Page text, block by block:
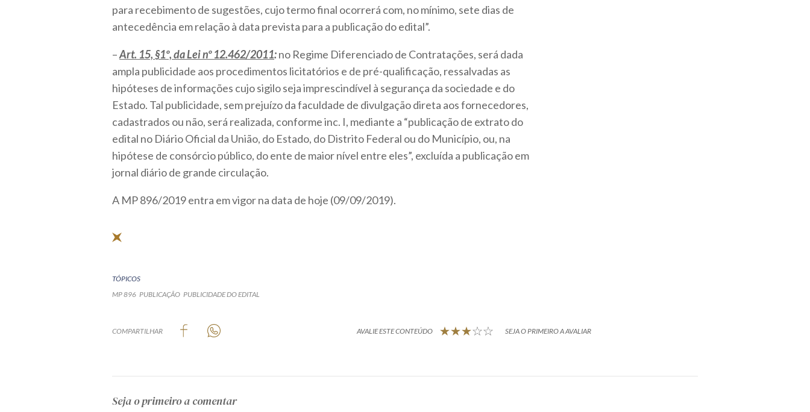
para recebimento de sugestões, cujo termo final ocorrerá com, no mínimo, sete dias de
antecedência em relação à data prevista para a publicação do edital”.
–Art. 15, §1º, da Lei nº 12.462/2011:no Regime Diferenciado de Contratações, será dada
ampla publicidade aos procedimentos licitatórios e de pré-qualificação, ressalvadas as
hipóteses de informações cujo sigilo seja imprescindível à segurança da sociedade e do
Estado. Tal publicidade, sem prejuízo da faculdade de divulgação direta aos fornecedores,
cadastrados ou não, será realizada, conforme inc. I, mediante a “publicação de extrato do
edital no Diário Oficial da União, do Estado, do Distrito Federal ou do Município, ou, na
hipótese de consórcio público, do ente de maior nível entre eles”, excluída a publicação em
jornal diário de grande circulação.
A MP 896/2019 entra em vigor na data de hoje (09/09/2019).
TÓPICOS
MP 896 PUBLICAÇÃO PUBLICIDADE DO EDITAL
COMPARTILHAR AVALIE ESTE CONTEÚDO SEJA O PRIMEIRO A AVALIAR
Seja o primeiro a comentar